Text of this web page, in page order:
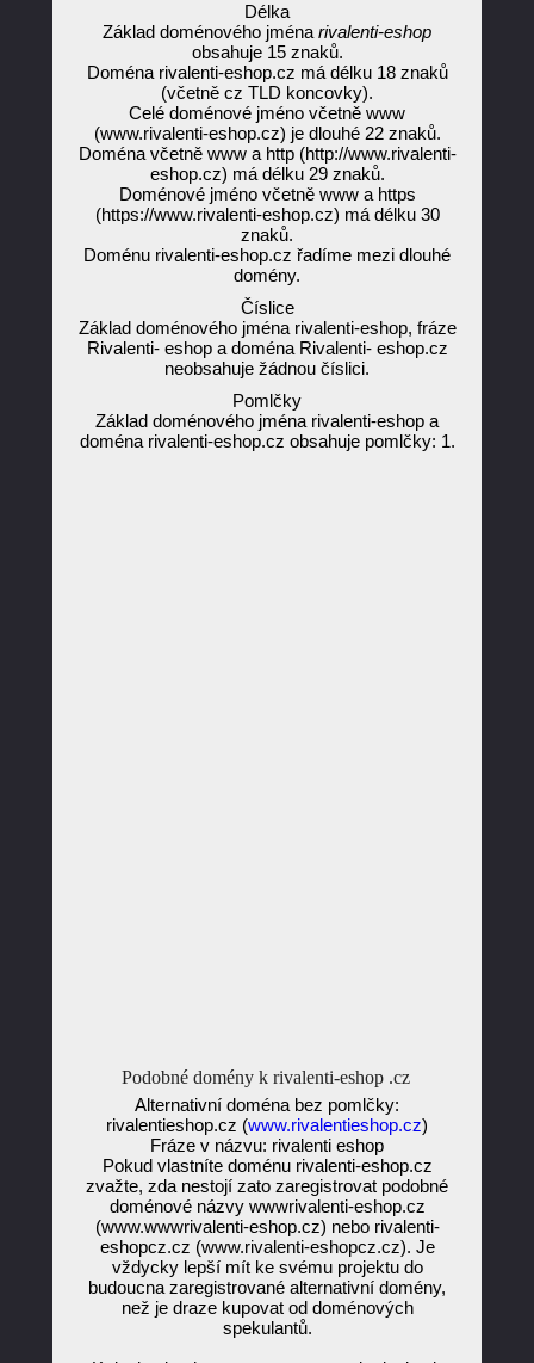
Délka
Základ doménového jména rivalenti-eshop
obsahuje 15 znaků.
Doména rivalenti-eshop.cz má délku 18 znaků
(včetně cz TLD koncovky).
Celé doménové jméno včetně www
(www.rivalenti-eshop.cz) je dlouhé 22 znaků.
Doména včetně www a http (http://www.rivalenti-
eshop.cz) má délku 29 znaků.
Doménové jméno včetně www a https
(https://www.rivalenti-eshop.cz) má délku 30
znaků.
Doménu rivalenti-eshop.cz řadíme mezi dlouhé
domény.
Číslice
Základ doménového jména rivalenti-eshop, fráze
Rivalenti- eshop a doména Rivalenti- eshop.cz
neobsahuje žádnou číslici.
Pomlčky
Základ doménového jména rivalenti-eshop a
doména rivalenti-eshop.cz obsahuje pomlčky: 1.
Podobné domény k rivalenti-eshop .cz
Alternativní doména bez pomlčky:
rivalentieshop.cz (www.rivalentieshop.cz)
Fráze v názvu: rivalenti eshop
Pokud vlastníte doménu rivalenti-eshop.cz
zvažte, zda nestojí zato zaregistrovat podobné
doménové názvy wwwrivalenti-eshop.cz
(www.wwwrivalenti-eshop.cz) nebo rivalenti-
eshopcz.cz (www.rivalenti-eshopcz.cz). Je
vždycky lepší mít ke svému projektu do
budoucna zaregistrované alternativní domény,
než je draze kupovat od doménových
spekulantů.